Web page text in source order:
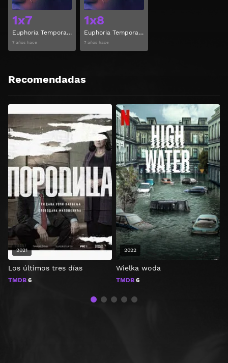
1x7
Euphoria Temporada 1 Capitulo 7
7 años hace
1x8
Euphoria Temporada 1 Capitulo 8
7 años hace
Recomendadas
Los últimos tres días
TMDB 6
2021
Wielka woda
TMDB 6
2022